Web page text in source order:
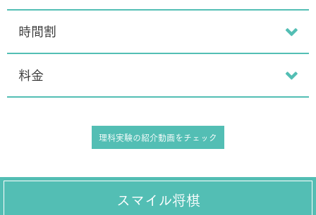
時間割
料金
理科実験の紹介動画をチェック
スマイル将棋